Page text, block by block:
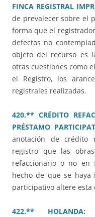
FINCA REGISTRAL
de prevalecer sobre el
forma que el
defectos no
objeto del recurso es
otras cuestiones como
el Registro, los
registrales realizadas.
420.** CRÉDITO
PRÉSTAMO
anotación de crédito
registro que las
refaccionario o no
hecho de que se haya
participativo altere esta
422.** HOLANDA: